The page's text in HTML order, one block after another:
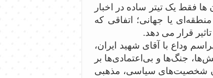
فقط یک تیتر ساده در اخبار
یا جهانی؛ اتفاقی که
قرار می دهد.
وداع با آقای شهید ایران،
جنگ‌ها و بی‌اعتمادی‌ها بر
شخصیت‌های سیاسی، مذهبی